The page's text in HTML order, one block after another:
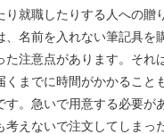
り就職したりする人への贈
、名前を入れない筆記具を
た注意点があります。それ
くまでに時間がかかること
す。急いで用意する必要が
考えないで注文してしまっ